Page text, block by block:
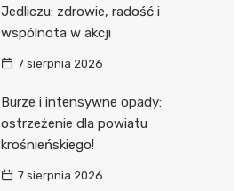
Jedliczu: zdrowie, radość i
wspólnota w akcji
7 sierpnia 2026
Burze i intensywne opady:
ostrzeżenie dla powiatu
krośnieńskiego!
7 sierpnia 2026